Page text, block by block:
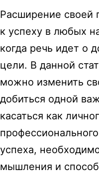
Расширение своей
к успеху в любых
когда речь идет о
цели. В данной
можно изменить
добиться одной
касаться как
успеха,
мышления и